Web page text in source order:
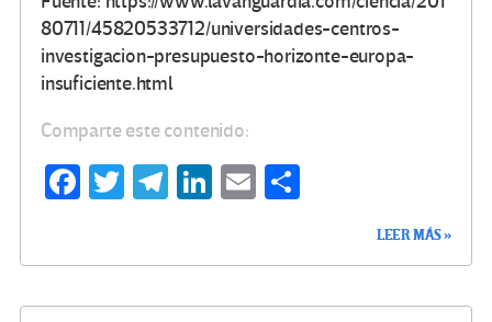
80711/45820533712/universidades-centros-
investigacion-presupuesto-horizonte-europa-
insuficiente.html
Comparte este contenido:
Fa T
Te Li
E
LEER MÁS »